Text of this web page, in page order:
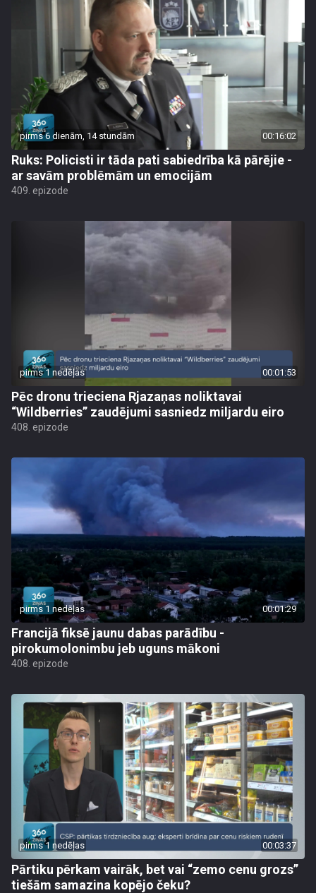
pirms 6 dienām, 14 stundām 00:16:02
Ruks: Policisti ir tāda pati sabiedrība kā pārējie -
ar savām problēmām un emocijām
409. epizode
pirms 1 nedēļas 00:01:53
Pēc dronu trieciena Rjazaņas noliktavai
“Wildberries” zaudējumi sasniedz miljardu eiro
408. epizode
pirms 1 nedēļas 00:01:29
Francijā fiksē jaunu dabas parādību -
pirokumolonimbu jeb uguns mākoni
408. epizode
pirms 1 nedēļas 00:03:37
Pārtiku pērkam vairāk, bet vai “zemo cenu grozs”
tiešām samazina kopējo čeku?